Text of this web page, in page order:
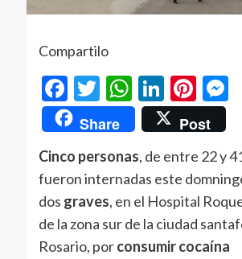
Compartilo
Facebook
Twitter
WhatsApp
LinkedIn
Share Post
Cinco personas, de entre 22 y
fueron internadas este
dos graves, en el Hospital
de la zona sur de la ciudad
Rosario, porconsumir cocaína